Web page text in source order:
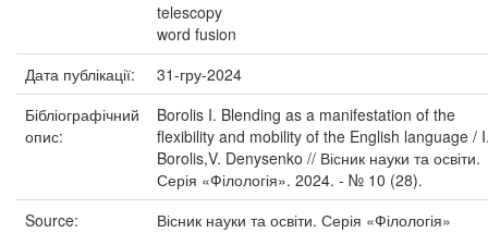
telescopy
word fusion
Дата публікації:
31-гру-2024
Бібліографічний
опис:
Borolis I. Blending as a manifestation of the
flexibility and mobility of the English language /
Borolis,V. Denysenko // Вісник науки та освіти.
Серія «Філологія». 2024. - № 10 (28).
Source:
Вісник науки та освіти. Серія «Філологія»